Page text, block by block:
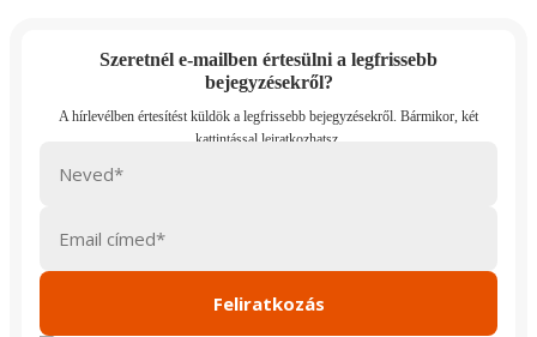
Szeretnél e-mailben értesülni a legfrissebb
bejegyzésekről?